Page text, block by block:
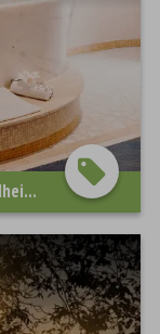
Psychologisches Coaching für Ihre gesundheitlichen Ziele